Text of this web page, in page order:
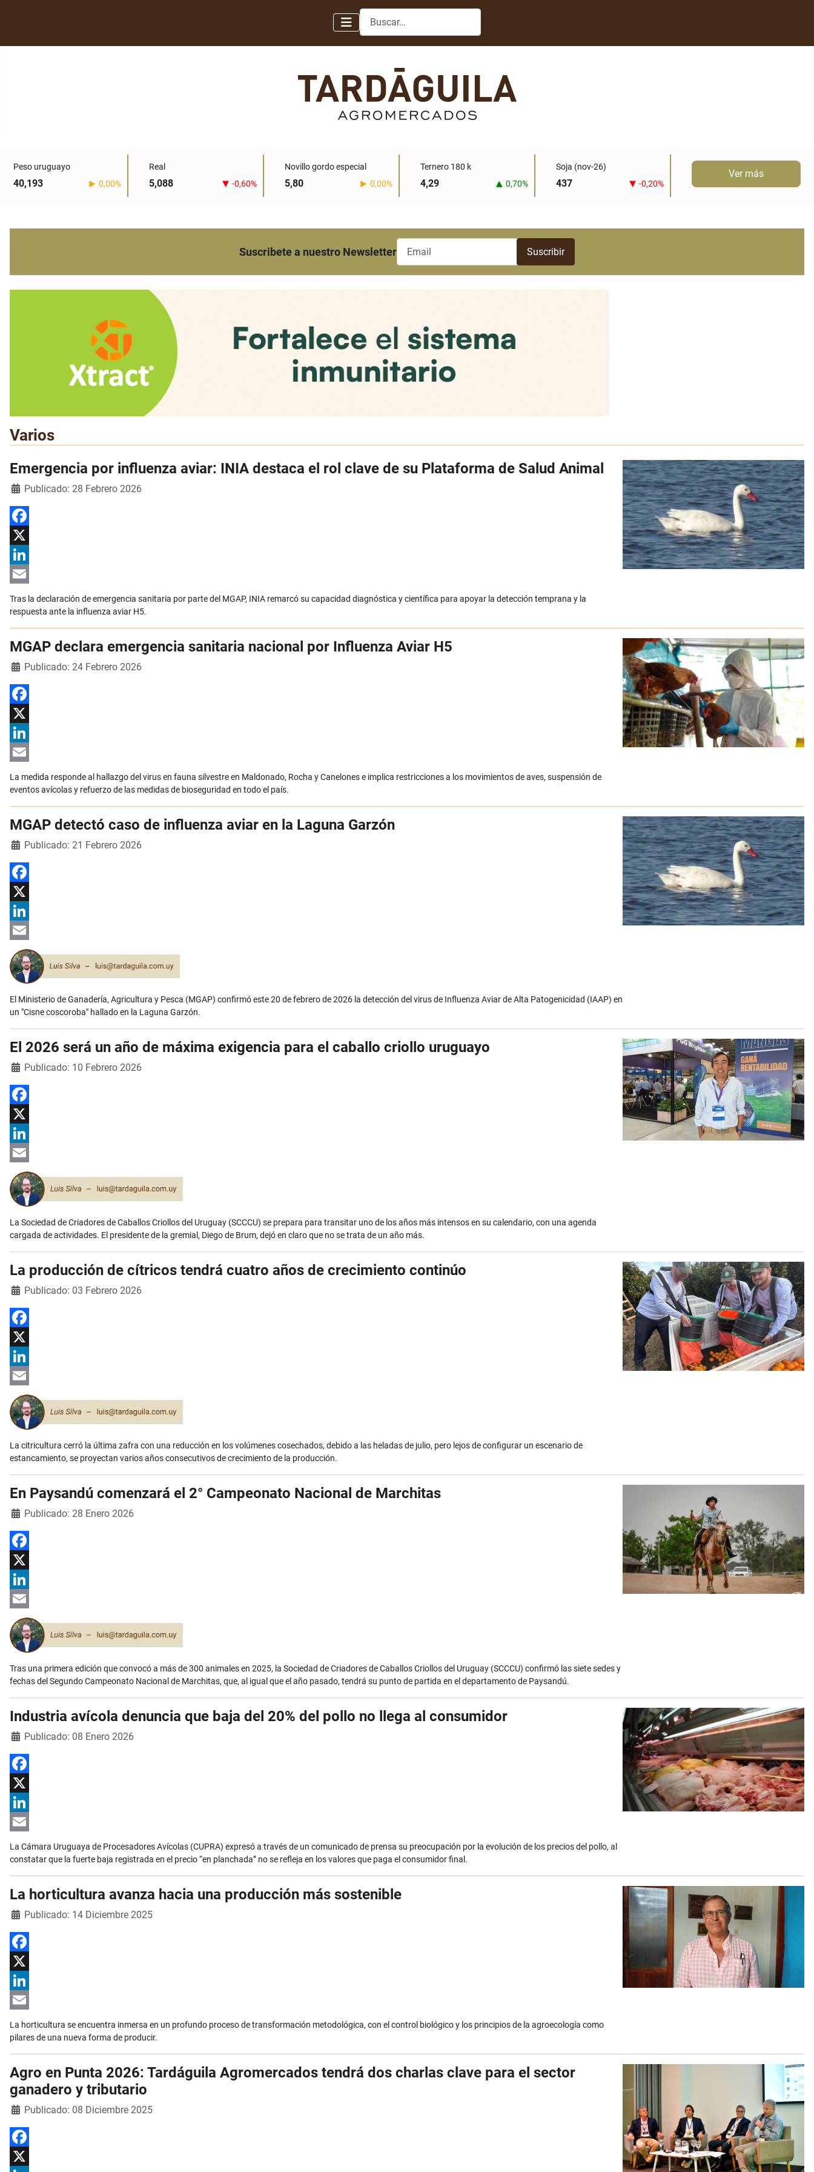
Buscar
Peso uruguayo
40,193 0,00%
Real
5,088 -0,60%
Novillo gordo especial
5,80 0,00%
Ternero 180 k
4,29 0,70%
Soja (nov-26)
437 -0,20%
Ver más
Suscribete a nuestro Newsletter
Varios
Emergencia por influenza aviar: INIA destaca el rol clave de su Plataforma de Salud Animal
DetallesPublicado: 28 Febrero 2026
Facebook
X
LinkedIn
Email
Tras la declaración de emergencia sanitaria por parte del MGAP, INIA remarcó su capacidad diagnóstica y científica para apoyar la detección temprana y la
respuesta ante la influenza aviar H5.
MGAP declara emergencia sanitaria nacional por Influenza Aviar H5
DetallesPublicado: 24 Febrero 2026
Facebook
X
LinkedIn
La medida responde al hallazgo del virus en fauna silvestre en Maldonado, Rocha y Canelones e implica restricciones a los movimientos de aves, suspensión de
eventos avícolas y refuerzo de las medidas de bioseguridad en todo el país.
MGAP detectó caso de influenza aviar en la Laguna Garzón
DetallesPublicado: 21 Febrero 2026
Facebook
X
LinkedIn
Email
El Ministerio de Ganadería, Agricultura y Pesca (MGAP) confirmó este 20 de febrero de 2026 la detección del virus de Influenza Aviar de Alta Patogenicidad (IAAP) en
un "Cisne coscoroba" hallado en la Laguna Garzón.
El 2026 será un año de máxima exigencia para el caballo criollo uruguayo
DetallesPublicado: 10 Febrero 2026
Facebook
X
LinkedIn
Email
La Sociedad de Criadores de Caballos Criollos del Uruguay (SCCCU) se prepara para transitar uno de los años más intensos en su calendario, con una agenda
cargada de actividades. El presidente de la gremial, Diego de Brum, dejó en claro que no se trata de un año más.
La producción de cítricos tendrá cuatro años de crecimiento continúo
DetallesPublicado: 03 Febrero 2026
Facebook
X
LinkedIn
Email
La citricultura cerró la última zafra con una reducción en los volúmenes cosechados, debido a las heladas de julio, pero lejos de configurar un escenario de
estancamiento, se proyectan varios años consecutivos de crecimiento de la producción.
En Paysandú comenzará el 2° Campeonato Nacional de Marchitas
DetallesPublicado: 28 Enero 2026
Facebook
X
LinkedIn
Email
Tras una primera edición que convocó a más de 300 animales en 2025, la Sociedad de Criadores de Caballos Criollos del Uruguay (SCCCU) confirmó las siete sedes y
fechas del Segundo Campeonato Nacional de Marchitas, que, al igual que el año pasado, tendrá su punto de partida en el departamento de Paysandú.
Industria avícola denuncia que baja del 20% del pollo no llega al consumidor
DetallesPublicado: 08 Enero 2026
Facebook
X
LinkedIn
Email
La Cámara Uruguaya de Procesadores Avícolas (CUPRA) expresó a través de un comunicado de prensa su preocupación por la evolución de los precios del pollo, al
constatar que la fuerte baja registrada en el precio “en planchada” no se refleja en los valores que paga el consumidor final.
La horticultura avanza hacia una producción más sostenible
DetallesPublicado: 14 Diciembre 2025
Facebook
X
LinkedIn
Email
La horticultura se encuentra inmersa en un profundo proceso de transformación metodológica, con el control biológico y los principios de la agroecología como
pilares de una nueva forma de producir.
Agro en Punta 2026: Tardáguila Agromercados tendrá dos charlas clave para el sector
ganadero y tributario
DetallesPublicado: 08 Diciembre 2025
Facebook